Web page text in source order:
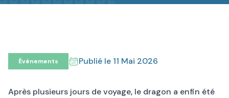
Évènements Publié le 11 Mai 2026
Après plusieurs jours de voyage, le dragon a enfin été